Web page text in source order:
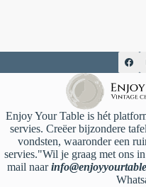
Enjoy Your Table is hét
servies. Creëer bijzondere
vondsten, waaronder een
servies."Wil je graag met ons
mail naar